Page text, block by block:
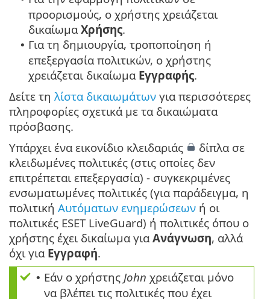
προορισμούς, ο χρήστης χρειάζεται
δικαίωμαΧρήσης.
• Για τη δημιουργία, τροποποίηση ή
επεξεργασία πολιτικών, ο χρήστης
χρειάζεται δικαίωμα Εγγραφής.
Δείτε τη λίστα δικαιωμάτων για περισσότερες
πληροφορίες σχετικά με τα δικαιώματα
πρόσβασης.
Υπάρχει ένα εικονίδιο κλειδαριάς
δίπλα σε
κλειδωμένες πολιτικές (στις οποίες δεν
επιτρέπεται επεξεργασία) - συγκεκριμένες
ενσωματωμένες πολιτικές (για παράδειγμα, η
πολιτική Αυτόματων ενημερώσεων ή οι
πολιτικές ESET LiveGuard) ή πολιτικές όπου ο
χρήστης έχει δικαίωμα γιαΑνάγνωση, αλλά
όχι για Εγγραφή.
• Εάν ο χρήστης John χρειάζεται μόνο
να βλέπει τις πολιτικές που έχει